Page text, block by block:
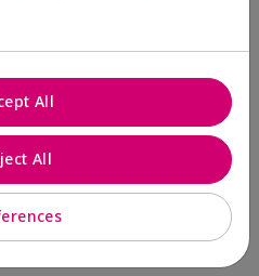
a un amigo
útil esta
All
All